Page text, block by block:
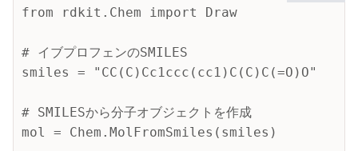
from rdkit.Chem import Draw
# イブプロフェンのSMILES
smiles = "CC(C)Cc1ccc(cc1)C(C)C(=O)O"
# SMILESから分子オブジェクトを作成
mol = Chem.MolFromSmiles(smiles)